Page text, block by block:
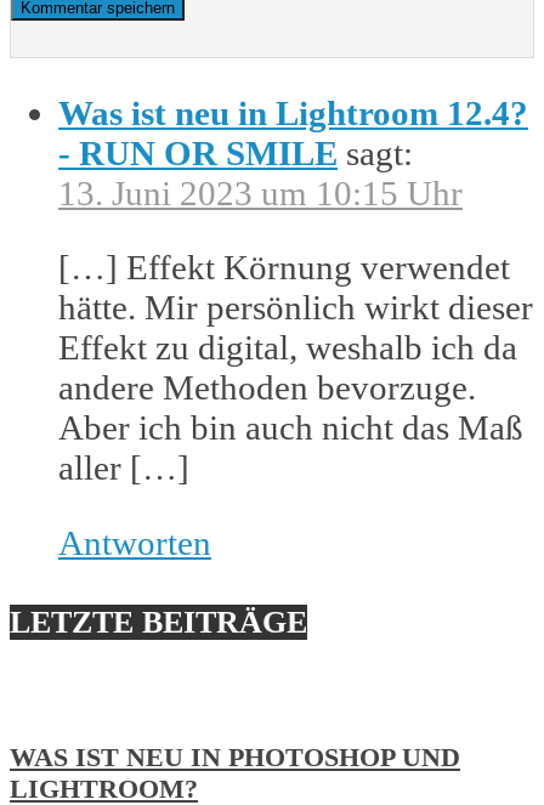
Was ist neu in Lightroom 12.4?
- RUN OR SMILE sagt:
13. Juni 2023 um 10:15 Uhr
[…] Effekt Körnung verwendet
hätte. Mir persönlich wirkt dieser
Effekt zu digital, weshalb ich da
andere Methoden bevorzuge.
Aber ich bin auch nicht das Maß
aller […]
Antworten
LETZTE BEITRÄGE
WAS IST NEU IN PHOTOSHOP UND
LIGHTROOM?